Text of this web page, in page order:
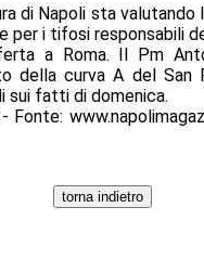
di Napoli sta
per i tifosi responsabili
a Roma. Il Pm
della curva A del
sui fatti di domenica.
- Fonte: